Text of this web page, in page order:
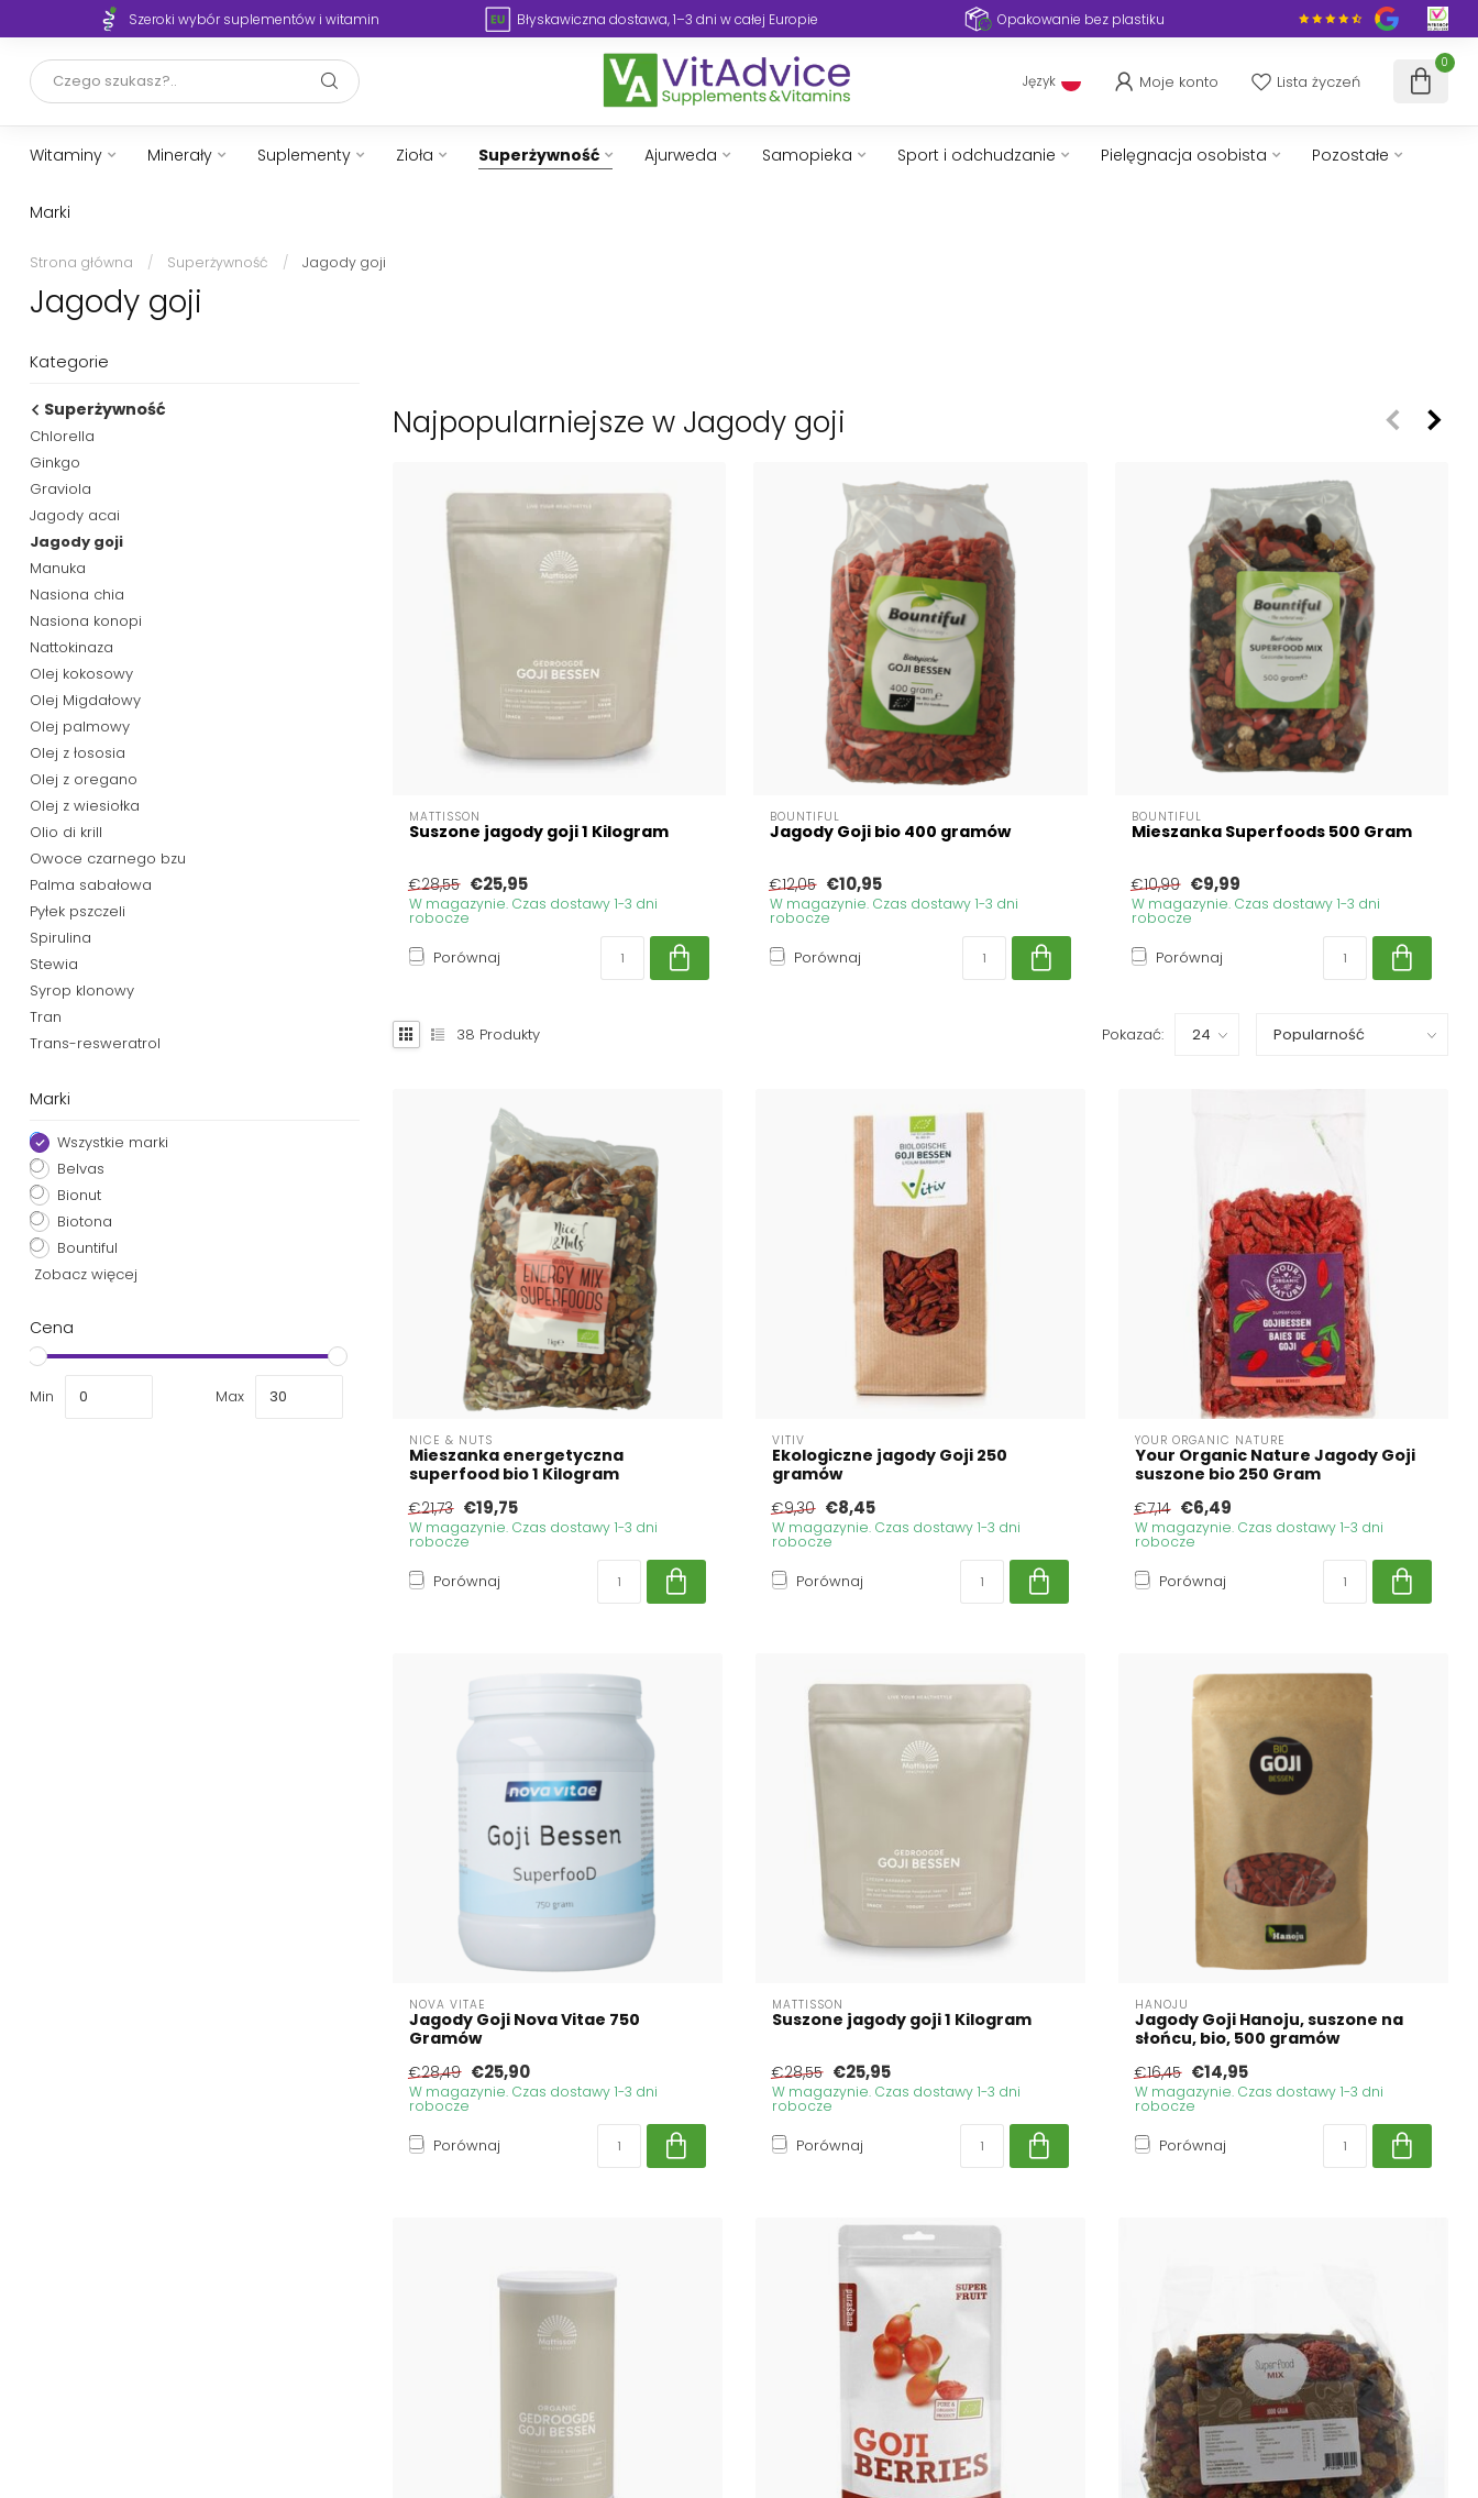
Twoje zdrowie, nasza wiedza i wsparcie Szeroki wybór suplementów i witamin Błyskawiczna dostawa, 1–3 dni w całej Europie Opakowanie bez
Język Moje konto Lista życzeń
0
Witaminy Minerały Suplementy Zioła Superżywność Ajurweda Samopieka Sport i odchudzanie Pielęgnacja osobista Pozostałe
Marki
Strona główna / Superżywność / Jagody goji
Jagody goji
Kategorie
Superżywność
Chlorella
Ginkgo
Graviola
Jagody acai
Jagody goji
Manuka
Nasiona chia
Nasiona konopi
Nattokinaza
Olej kokosowy
Olej Migdałowy
Olej palmowy
Olej z łososia
Olej z oregano
Olej z wiesiołka
Olio di krill
Owoce czarnego bzu
Palma sabałowa
Pyłek pszczeli
Spirulina
Stewia
Syrop klonowy
Tran
Trans-resweratrol
Marki
Wszystkie marki
Belvas
Bionut
Biotona
Bountiful
Zobacz więcej
Cena
Min Max
Najpopularniejsze w Jagody goji
MATTISSON
Suszone jagody goji 1 Kilogram
€28,55 €25,95
W magazynie. Czas dostawy 1-3 dni
robocze
Porównaj
BOUNTIFUL
Jagody Goji bio 400 gramów
€12,05 €10,95
W magazynie. Czas dostawy 1-3 dni
robocze
Porównaj
BOUNTIFUL
Mieszanka Superfoods 500 Gram
€10,99 €9,99
W magazynie. Czas dostawy 1-3 dni
robocze
Porównaj
38 Produkty Pokazać:
NICE & NUTS
Mieszanka energetyczna
superfood bio 1 Kilogram
€21,73 €19,75
W magazynie. Czas dostawy 1-3 dni
robocze
Porównaj
VITIV
Ekologiczne jagody Goji 250
gramów
€9,30 €8,45
W magazynie. Czas dostawy 1-3 dni
robocze
Porównaj
YOUR ORGANIC NATURE
Your Organic Nature Jagody Goji
suszone bio 250 Gram
€7,14 €6,49
W magazynie. Czas dostawy 1-3 dni
robocze
Porównaj
NOVA VITAE
Jagody Goji Nova Vitae 750
Gramów
€28,49 €25,90
W magazynie. Czas dostawy 1-3 dni
robocze
Porównaj
MATTISSON
Suszone jagody goji 1 Kilogram
€28,55 €25,95
W magazynie. Czas dostawy 1-3 dni
robocze
Porównaj
HANOJU
Jagody Goji Hanoju, suszone na
słońcu, bio, 500 gramów
€16,45 €14,95
W magazynie. Czas dostawy 1-3 dni
robocze
Porównaj